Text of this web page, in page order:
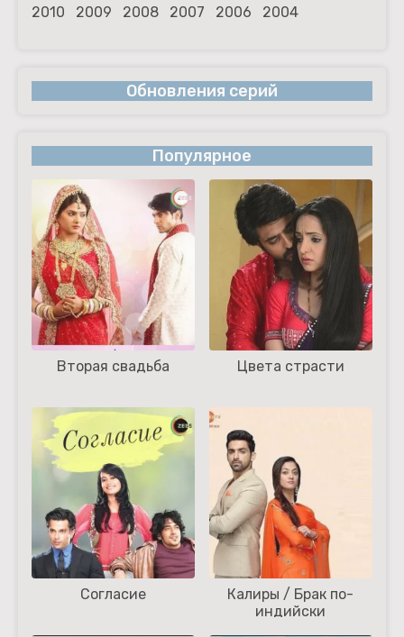
2010
2009 2008 2007 2006 2004
Обновления серий
Популярное
Вторая свадьба Цвета страсти
Согласие
Калиры / Брак по-
индийски